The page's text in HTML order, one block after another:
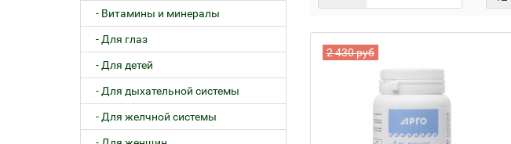
- Витамины и минералы
- Для глаз
- Для детей
- Для дыхательной системы
- Для желчной системы
2 430 руб